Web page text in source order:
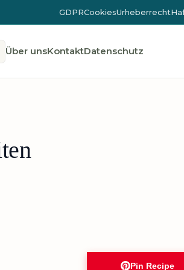
GDPRCookiesUrheberrecht
Über unsKontaktDatenschutz
Pin Recipe